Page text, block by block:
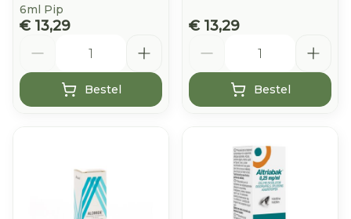
6ml Pip
€ 13,29
Bestel
€ 13,29
Bestel